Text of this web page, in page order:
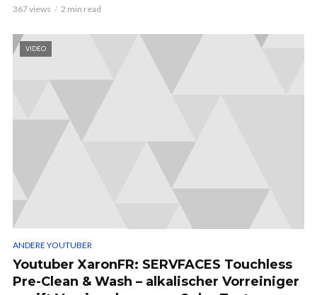
367 views 2 min read
VIDEO
ANDERE YOUTUBER
Youtuber XaronFR: SERVFACES Touchless
Pre-Clean & Wash – alkalischer Vorreiniger